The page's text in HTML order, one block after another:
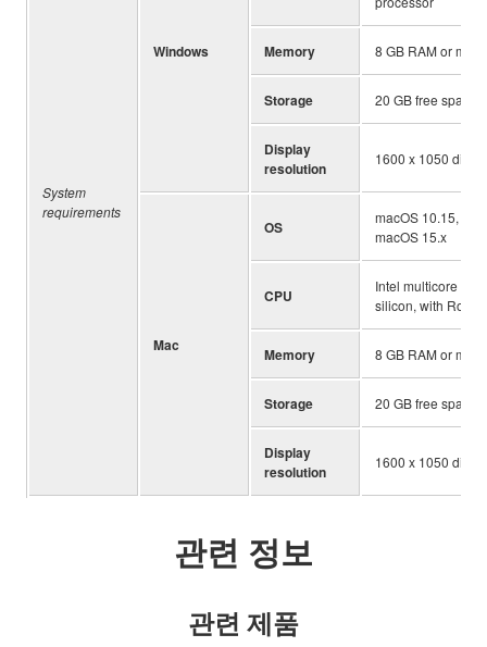
System
requirements
Windows Memory 8 GB RAM or
Storage 20 GB free space
Display
resolution
1600 x 1050
Mac
OS
macOS 10.15,
macOS 15.x
CPU
Intel multicore
silicon, with
Memory 8 GB RAM or
Storage 20 GB free space
Display
resolution
1600 x 1050
관련 정보
관련 제품